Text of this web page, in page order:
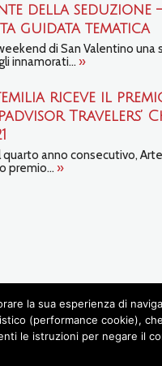
della seduzione
guidata tematica
di San Valentino una
innamorati... »
riceve il
Travelers’
quarto anno consecutivo,
premio... »
la sua esperienza di
(performance cookie),
le istruzioni per negare il